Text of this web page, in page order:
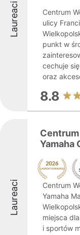
Laureaci
Centrum
ulicy
punkt w
cechuje
oraz
8.8
Laureaci
Yamaha
Centrum
Yamaha
miejsca
i sportów